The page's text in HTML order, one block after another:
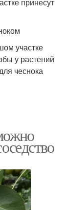
принесут
участке
у растений
чеснока